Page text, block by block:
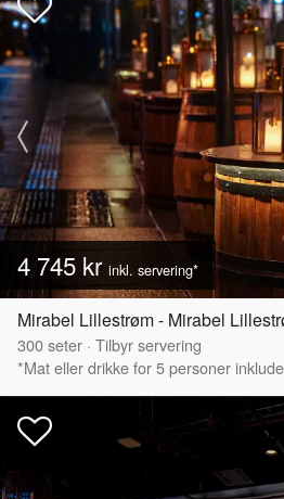
4 745 kr inkl. servering*
Mirabel Lillestrøm - Mirabel
300seter · Tilbyr servering
*Mat eller drikke for 5 personer